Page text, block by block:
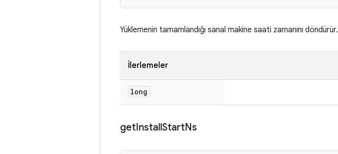
Yüklemenin tamamlandığı sanal makine saati zamanını döndürür.
İlerlemeler
long
getInstallStartNs